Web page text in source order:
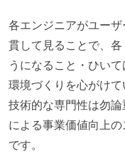
各エンジニアがユー
貫して見ることで、
うになること・ひい
環境づくりを心がけて
技術的な専門性は勿
による事業価値向上
です。